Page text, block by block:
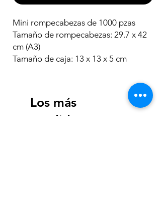
Mini rompecabezas de 1000 pzas
Tamaño de rompecabezas: 29.7 x 42
cm (A3)
Tamaño de caja: 13 x 13 x 5 cm
Los más
vendidos